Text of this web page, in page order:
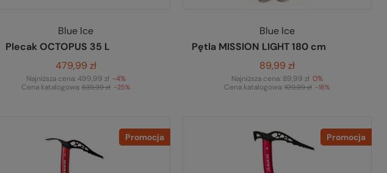
Blue Ice
Plecak OCTOPUS 35 L
479,99 zł
Najniższa cena:499,99 zł -4%
Cena katalogowa: 639,99 zł -25%
Blue Ice
Pętla MISSION LIGHT 180 cm
89,99 zł
Najniższa cena: 89,99 zł 0%
Cena katalogowa:109,99 zł -18%
Promocja Promocja